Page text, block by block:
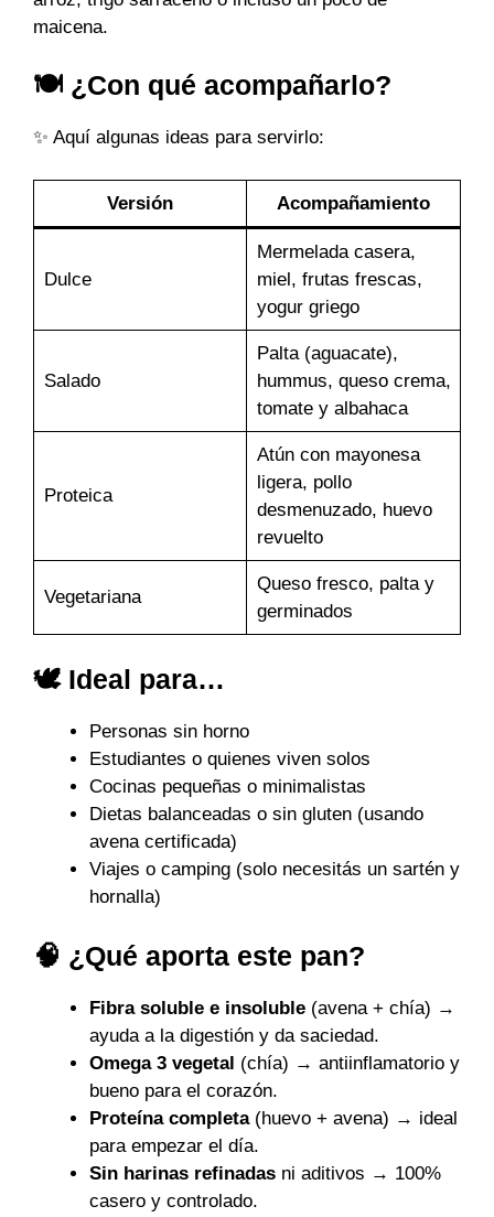
maicena.
🍽️ ¿Con qué acompañarlo?
✨ Aquí algunas ideas para servirlo:
Versión Acompañamiento
Dulce
Mermelada casera,
miel, frutas frescas,
yogur griego
Salado
Palta (aguacate),
hummus, queso crema,
tomate y albahaca
Proteica
Atún con mayonesa
ligera, pollo
desmenuzado, huevo
revuelto
Vegetariana
Queso fresco, palta y
germinados
🕊️ Ideal para…
Personas sin horno
Estudiantes o quienes viven solos
Cocinas pequeñas o minimalistas
Dietas balanceadas o sin gluten (usando
avena certificada)
Viajes o camping (solo necesitás un sartén y
hornalla)
🧠 ¿Qué aporta este pan?
Fibra soluble e insoluble (avena + chía) →
ayuda a la digestión y da saciedad.
Omega 3 vegetal (chía) → antiinflamatorio y
bueno para el corazón.
Proteína completa(huevo + avena) → ideal
para empezar el día.
Sin harinas refinadas ni aditivos → 100%
casero y controlado.